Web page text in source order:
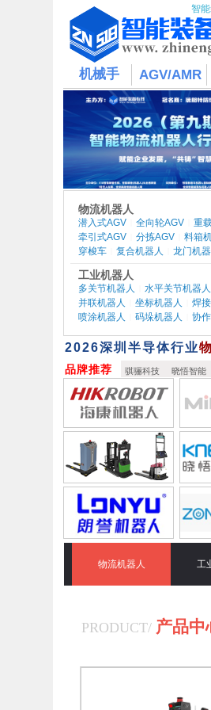
智
机械手 AGV/AMR
物流机器人
潜入式AGV 全向轮AGV 重
牵引式AGV 分拣AGV 料箱
穿梭车 复合机器人 龙门机
工业机器人
多关节机器人 水平关节机器人
并联机器人 坐标机器人 焊
喷涂机器人 码垛机器人 协
​2026深圳半导体行业
骐骊科技 晓悟智能
品牌推荐
物流机器人 工
PRODUCT/ 产品中